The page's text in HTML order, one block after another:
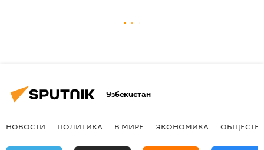
Узбекистан
НОВОСТИ ПОЛИТИКА В МИРЕ ЭКОНОМИКА